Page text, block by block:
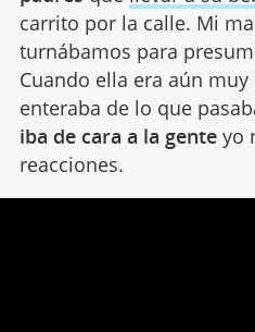
carrito por la calle. Mi
turnábamos para
Cuando ella era aún
enteraba de lo que
iba de cara a la genteyo
reacciones.